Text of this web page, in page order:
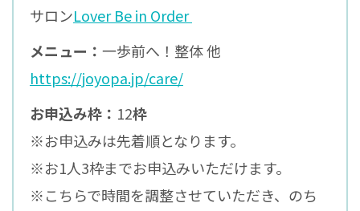
サロンLover Be in Order
メニュー： 一歩前へ！整体 他
https://joyopa.jp/care/
お申込み枠： 12枠
※お申込みは先着順となります。
※お1人3枠までお申込みいただけます。
※こちらで時間を調整させていただき、のち